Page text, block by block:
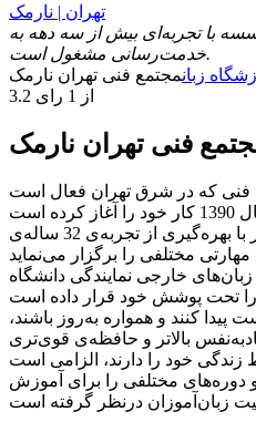
تهران | نارمک
با تجربه‌ای بیش از سه دهه به
خدمت‌رسانی مشغول است.
زبانمجتمع فنی تهران نارمک
3.2 از 1 رای
فنی تهران نارمک
فنی که در شرق تهران فعال است
با توجه به نیاز روزافزون سازمان‌ها و شرکت‌ها به استخدام افراد با مهارت‌هایی طبق استانداردها و متدهای جدید دنیا، مجتمع فنی تهران به عنوان برترین برند آموزشی کشور با بهره‌گیری از تجربه‌ی 32 ساله‌ی
کنند و همواره به‌روز باشند،
بالاتر و حافظه‌ی قوی‌تری
دوره‌های مختلفی را برای آموزش